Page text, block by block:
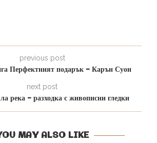
previous post
Перфектният подарък – Карън Суон
next post
река – разходка с живописни гледки
MAY ALSO LIKE